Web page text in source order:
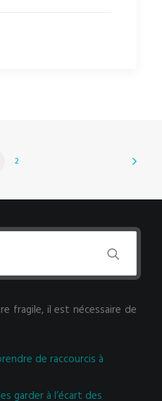
2
fragile, il est nécessaire de
de raccourcis à
garder à l’écart des